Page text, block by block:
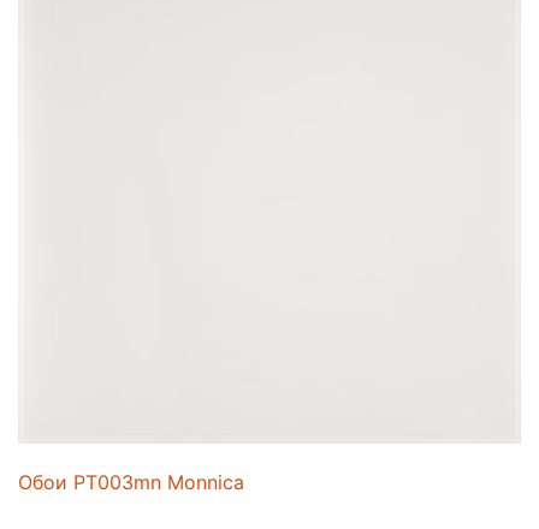
Обои PT003mn Monnica